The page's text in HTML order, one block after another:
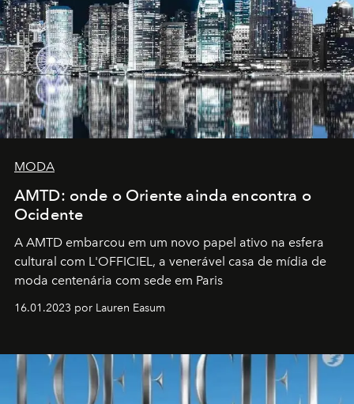
MODA
AMTD: onde o Oriente ainda encontra o
Ocidente
A AMTD embarcou em um novo papel ativo na esfera
cultural com L'OFFICIEL, a venerável casa de mídia de
moda centenária com sede em Paris
16.01.2023 por Lauren Easum